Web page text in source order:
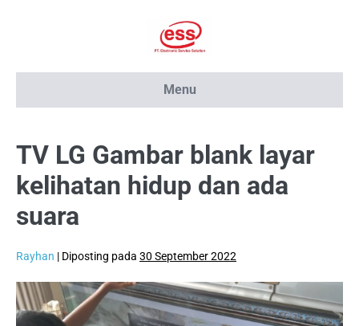
Menu
TV LG Gambar blank layar
kelihatan hidup dan ada
suara
Rayhan | Diposting pada 30 September 2022